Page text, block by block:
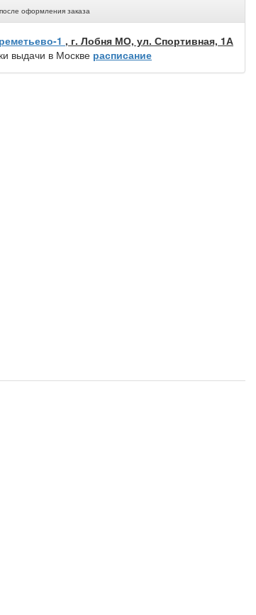
после оформления заказа
1 , г. Лобня МО, ул. Спортивная, 1А
выдачи в Москве расписание